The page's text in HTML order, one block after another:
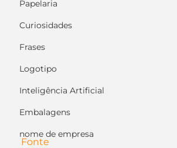
Papelaria
Curiosidades
Frases
Logotipo
Inteligência Artificial
Embalagens
nome de empresa
Fonte